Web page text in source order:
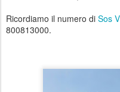
Ricordiamo il numero di Sos
800813000.